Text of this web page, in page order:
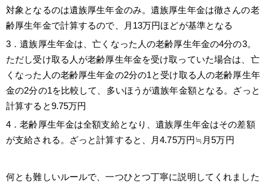
対象となるのは遺族厚生年金のみ。遺族厚生年金は徹さんの老
齢厚生年金で計算するので、月13万円ほどが基準となる
3．遺族厚生年金は、亡くなった人の老齢厚生年金の4分の3。
ただし受け取る人が老齢厚生年金を受け取っていた場合は、亡
くなった人の老齢厚生年金の2分の1と受け取る人の老齢厚生年
金の2分の1を比較して、多いほうが遺族年金額となる。ざっと
計算すると9.75万円
4．老齢厚生年金は全額支給となり、遺族厚生年金はその差額
が支給される。ざっと計算すると、月4.75万円≒月5万円
何とも難しいルールで、一つひとつ丁寧に説明してくれました